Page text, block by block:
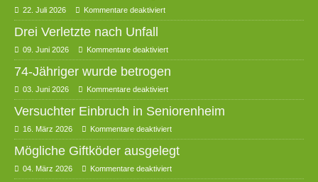
22. Juli 2026 Kommentare deaktiviert
Drei Verletzte nach Unfall
09. Juni 2026 Kommentare deaktiviert
74-Jähriger wurde betrogen
03. Juni 2026 Kommentare deaktiviert
Versuchter Einbruch in Seniorenheim
16. März 2026 Kommentare deaktiviert
Mögliche Giftköder ausgelegt
04. März 2026 Kommentare deaktiviert